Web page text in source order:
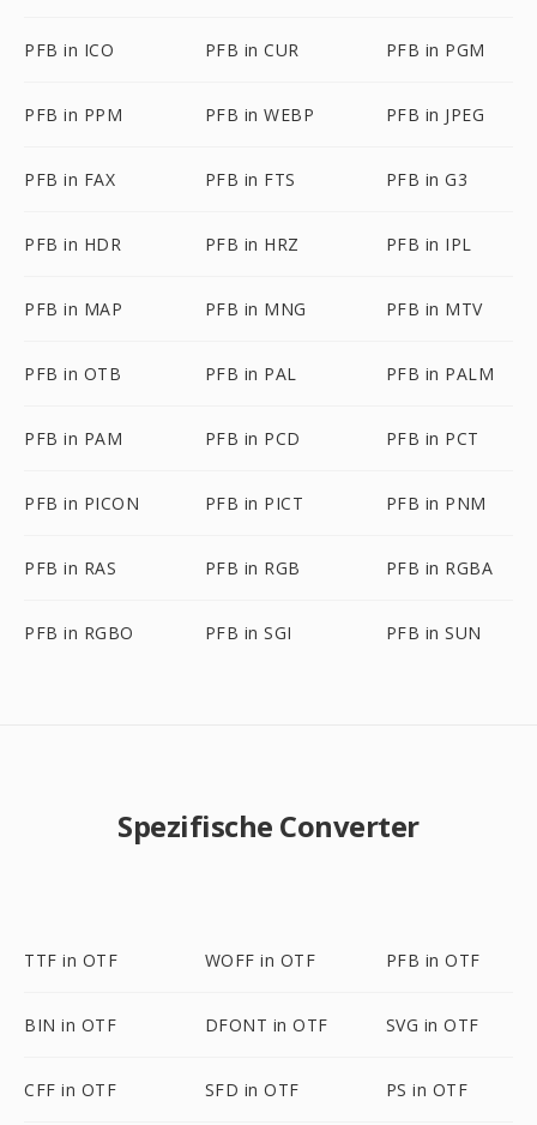
PFB in ICO PFB in CUR PFB in PGM
PFB in PPM PFB in WEBP PFB in JPEG
PFB in FAX PFB in FTS PFB in G3
PFB in HDR PFB in HRZ PFB in IPL
PFB in MAP PFB in MNG PFB in MTV
PFB in OTB PFB in PAL PFB in PALM
PFB in PAM PFB in PCD PFB in PCT
PFB in PICON PFB in PICT PFB in PNM
PFB in RAS PFB in RGB PFB in RGBA
PFB in RGBO PFB in SGI PFB in SUN
Spezifische Converter
TTF in OTF WOFF in OTF PFB in OTF
BIN in OTF DFONT in OTF SVG in OTF
CFF in OTF SFD in OTF PS in OTF